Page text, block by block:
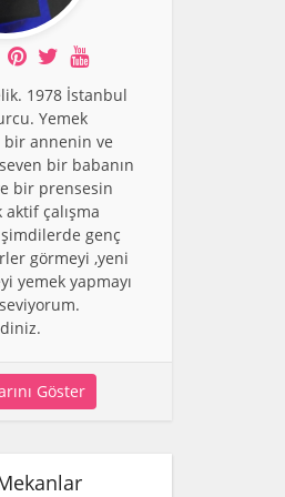
1978 İstanbul
Yemek
bir annenin ve
bir babanın
bir prensesin
aktif çalışma
genç
görmeyi ,yeni
yemek yapmayı
Göster